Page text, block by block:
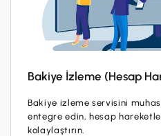
Kampanyalar
Başvuru Yap
POS Ürünleri
Dış Ticaret
Nakit Yönetimi
Sigorta ve Emeklilik
Sektörel Paketler
Bakiye İzleme (Hesap
Bakiye izleme servisini
entegre edin, hesap
kolaylaştırın.